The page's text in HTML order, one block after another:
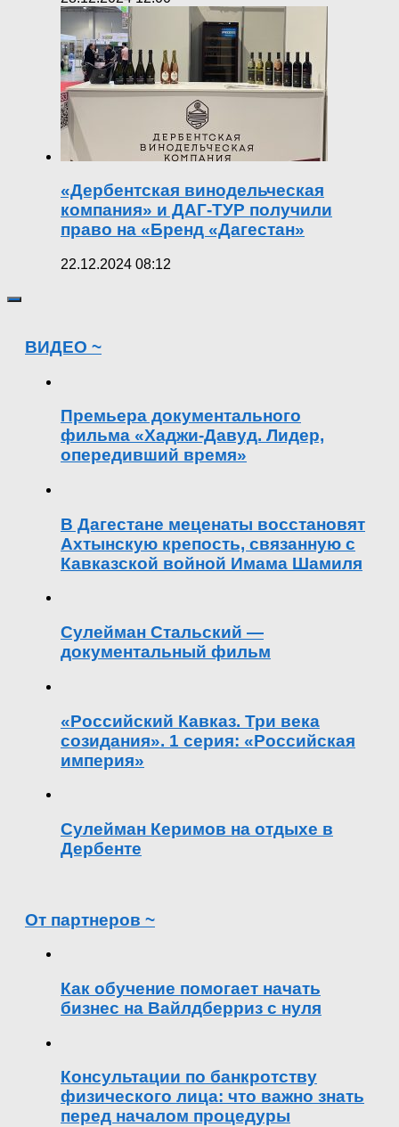
«Дербентская винодельческая
компания» и ДАГ-ТУР получили
право на «Бренд «Дагестан»
22.12.2024 08:12
ВИДЕО ~
Премьера документального
фильма «Хаджи-Давуд. Лидер,
опередивший время»
В Дагестане меценаты восстановят
Ахтынскую крепость, связанную с
Кавказской войной Имама Шамиля
Сулейман Стальский —
документальный фильм
«Российский Кавказ. Три века
созидания». 1 серия: «Российская
империя»
Сулейман Керимов на отдыхе в
Дербенте
От партнеров ~
Как обучение помогает начать
бизнес на Вайлдберриз с нуля
Консультации по банкротству
физического лица: что важно знать
перед началом процедуры